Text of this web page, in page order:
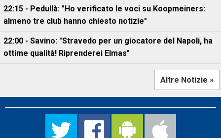
22:15 - Pedullà: "Ho verificato le voci su Koopmeiners:
almeno tre club hanno chiesto notizie"
22:00 - Savino: "Stravedo per un giocatore del Napoli, ha
ottime qualità! Riprenderei Elmas"
Altre Notizie »